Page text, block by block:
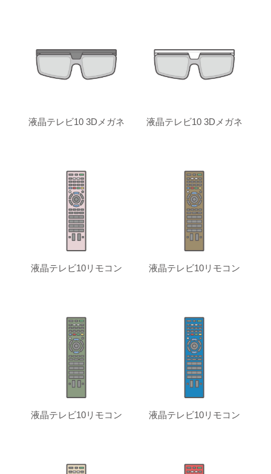
液晶テレビ10 3Dメガネ 液晶テレビ10 3Dメガネ
液晶テレビ10リモコン 液晶テレビ10リモコン
液晶テレビ10リモコン 液晶テレビ10リモコン